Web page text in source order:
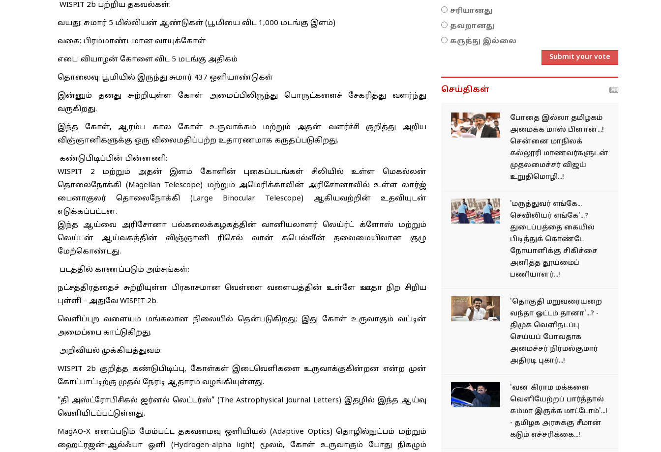
WISPIT 2b பற்றிய தகவல்கள்:
வயது: சுமார் 5 மில்லியன் ஆண்டுகள் (பூமியை விட 1,000 மடங்கு இளம்)
வகை: பிரம்மாண்டமான வாயுக்கோள்
எடை: வியாழன் கோளை விட 5 மடங்கு அதிகம்
தொலைவு: பூமியில் இருந்து சுமார் 437 ஒளியாண்டுகள்
இன்னும் தனது சுற்றியுள்ள கோள் அமைப்பிலிருந்து பொருட்களைச் சேகரித்து வளர்ந்து
வருகிறது.
இந்த கோள், ஆரம்ப கால கோள் உருவாக்கம் மற்றும் அதன் வளர்ச்சி குறித்து அறிய
விஞ்ஞானிகளுக்கு ஒரு விலைமதிப்பற்ற உதாரணமாக கருதப்படுகிறது.
கண்டுபிடிப்பின் பின்னணி:
WISPIT 2 மற்றும் அதன் இளம் கோளின் புகைப்படங்கள் சிலியில் உள்ள மெகல்லன்
தொலைநோக்கி (Magellan Telescope) மற்றும் அமெரிக்காவின் அரிசோனாவில் உள்ள லார்ஜ்
பைனாகுலர் தொலைநோக்கி (Large Binocular Telescope) ஆகியவற்றின் உதவியுடன்
எடுக்கப்பட்டன.
இந்த ஆய்வை அரிசோனா பல்கலைக்கழகத்தின் வானியலாளர் லெய்ர்ட் க்ளோஸ் மற்றும்
லெய்டன் ஆய்வகத்தின் விஞ்ஞானி ரிசெல் வான் கபெல்வீன் தலைமையிலான குழு
மேற்கொண்டது.
படத்தில் காணப்படும் அம்சங்கள்:
நட்சத்திரத்தைச் சுற்றியுள்ள பிரகாசமான வெள்ளை வளையத்தின் உள்ளே ஊதா நிற சிறிய
புள்ளி – அதுவே WISPIT 2b.
வெளிப்புற வளையம் மங்கலான நிலையில் தென்படுகிறது; இது கோள் உருவாகும் வட்டின்
அமைப்பை காட்டுகிறது.
அறிவியல் முக்கியத்துவம்:
WISPIT 2b குறித்த கண்டுபிடிப்பு, கோள்கள் இடைவெளிகளை உருவாக்குகின்றன என்ற முன்
கோட்பாட்டிற்கு முதல் நேரடி ஆதாரம் வழங்கியுள்ளது.
“தி அஸ்ட்ரோபிசிகல் ஜர்னல் லெட்டர்ஸ்” (The Astrophysical Journal Letters) இதழில் இந்த ஆய்வு
வெளியிடப்பட்டுள்ளது.
MagAO-X எனப்படும் மேம்பட்ட தகவமைவு ஒளியியல் (Adaptive Optics) தொழில்நுட்பம் மற்றும்
ஹைட்ரஜன்-ஆல்ஃபா ஒளி (Hydrogen-alpha light) மூலம், கோள் உருவாகும் போது நிகழும்
சரியானது
தவறானது
கருத்து இல்லை
Submit your vote
செய்திகள்
போதை இல்லா தமிழகம்
அமைக்க மாஸ் பிளான்...!
சென்னை மாநிலக்
கல்லூரி மாணவர்களுடன்
முதலமைச்சர் விஜய்
உறுதிமொழி...!
'மருத்துவர் எங்கே...
செவிலியர் எங்கே'...?
துடைப்பத்தை கையில்
பிடித்துக் கொண்டே
நோயாளிக்கு சிகிச்சை
அளித்த தூய்மைப்
பணியாளர்...!
'தொகுதி மறுவரையறை
வந்தா ஓட்டம் தானா'...? -
திமுக வெளிநடப்பு
செய்யப் போவதாக
அமைச்சர் நிர்மல்குமார்
அதிரடி புகார்...!
'வன கிராம மக்களை
வெளியேற்றப் பார்த்தால்
சும்மா இருக்க மாட்டோம்'...!
- தமிழக அரசுக்கு சீமான்
கடும் எச்சரிக்கை...!